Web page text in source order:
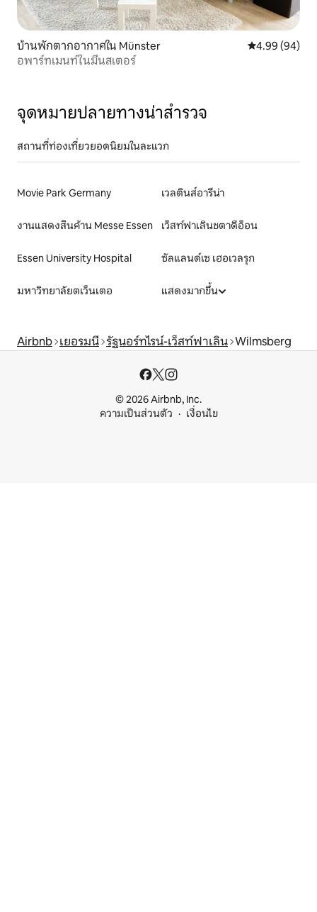
บ้านพักตากอากาศใน Münster คะแนนเฉลี่ย
4.99 (94)
อพาร์ทเมนท์ในมึนสเตอร์
จุดหมายปลายทางน่าสำรวจ
สถานที่ท่องเที่ยวยอดนิยมในละแวก
Movie Park Germany เวลตินส์อารีน่า
งานแสดงสินค้าน Messe Essen เว็สท์ฟาเลินชตาดีอ็อน
Essen University Hospital ซัลแลนด์เซ เฮอเวลรุก
มหาวิทยาลัยตเว็นเตอ แสดงมากขึ้น
Airbnb เยอรมนี รัฐนอร์ทไรน์-เว็สท์ฟาเลิน Wilmsberg
© 2026 Airbnb, Inc.
ความเป็นส่วนตัว
เงื่อนไข